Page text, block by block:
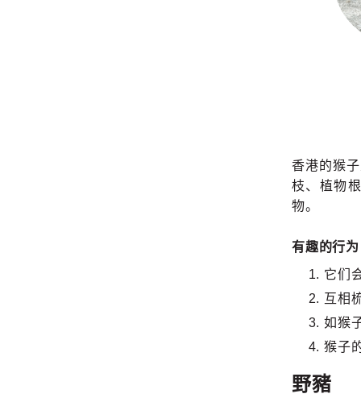
香港的猴
枝、植物
物。
有趣的行
它们
互相
如猴
猴子
野豬